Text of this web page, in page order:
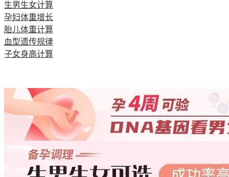
生男生女计算
孕妇体重增长
胎儿体重计算
血型遗传规律
子女身高计算